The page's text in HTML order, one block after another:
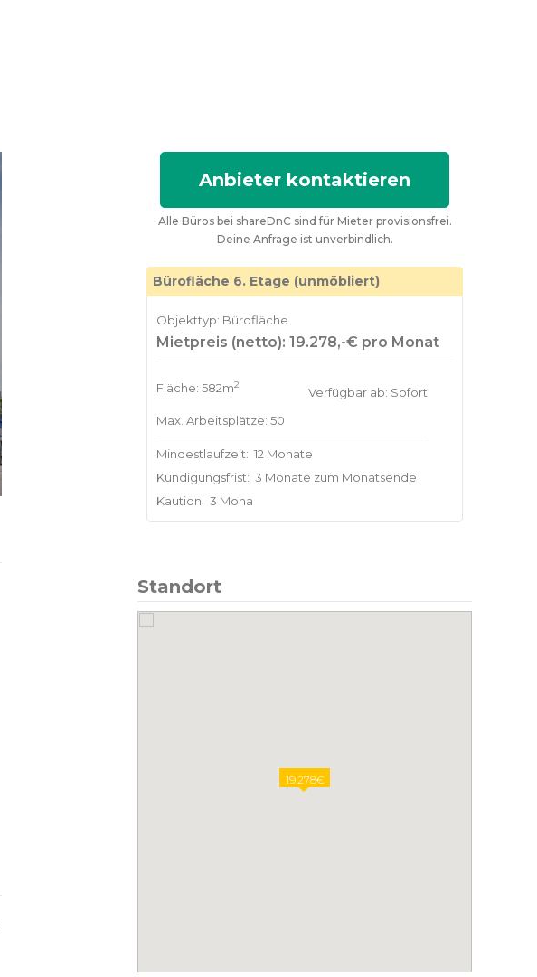
Anbieter kontaktieren
Alle Büros bei shareDnC sind für Mieter provisionsfrei.
Deine Anfrage ist unverbindlich.
Bürofläche 6. Etage (unmöbliert)
Objekttyp: Bürofläche
Mietpreis (netto): 19.278,-€ pro Monat
Fläche: 582m2
Max. Arbeitsplätze: 50
Verfügbar ab: Sofort
Mindestlaufzeit: 12 Monate
Kündigungsfrist: 3 Monate zum Monatsende
Kaution: 3 Mona
Standort
19.278€